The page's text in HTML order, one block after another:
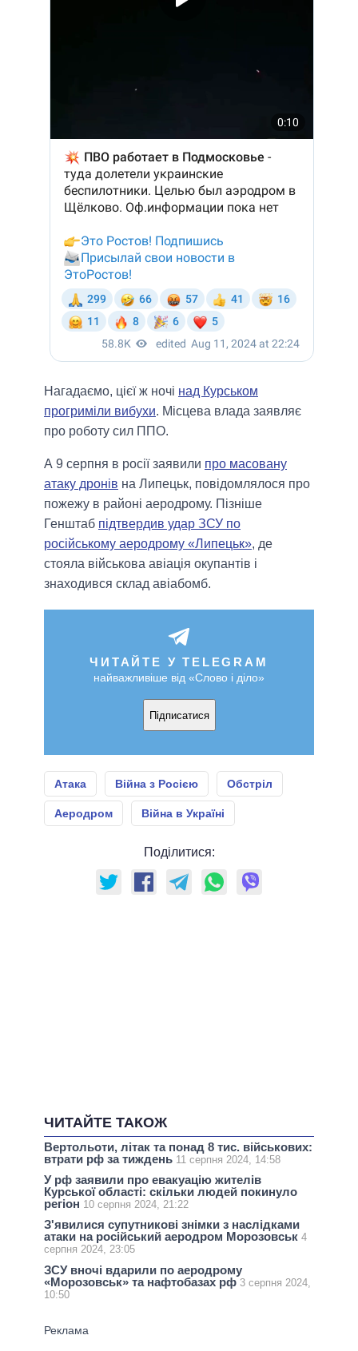
Нагадаємо, цієї ж ночі над Курськом
прогриміли вибухи. Місцева влада заявляє
про роботу сил ППО.
А 9 серпня в росії заявили про масовану
атаку дронів на Липецьк, повідомлялося про
пожежу в районі аеродрому. Пізніше
Генштаб підтвердив удар ЗСУ по
російському аеродрому «Липецьк», де
стояла військова авіація окупантів і
знаходився склад авіабомб.
ЧИТАЙТЕ У TELEGRAM
найважливіше від «Слово і діло»
Підписатися
Атака Війна з Росією Обстріл
Аеродром Війна в Україні
Поділитися:
ЧИТАЙТЕ ТАКОЖ
Вертольоти, літак та понад 8 тис. військових:
втрати рф за тиждень 11 серпня 2024, 14:58
У рф заявили про евакуацію жителів
Курської області: скільки людей покинуло
регіон 10 серпня 2024, 21:22
З'явилися супутникові знімки з наслідками
атаки на російський аеродром Морозовськ 4
серпня 2024, 23:05
ЗСУ вночі вдарили по аеродрому
«Морозовськ» та нафтобазах рф 3 серпня 2024,
10:50